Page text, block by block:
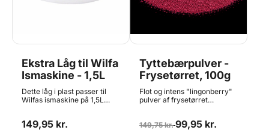
Ekstra Låg til Wilfa
Ismaskine - 1,5L
Dette låg i plast passer til
Wilfas ismaskine på 1,5L
149,95 kr.
Tyttebærpulver -
Frysetørret, 100g
Flot og intens "lingonberry"
pulver af frysetørret
bl.a. flødeboller, mousser,
149,75 kr. 99,95 kr.